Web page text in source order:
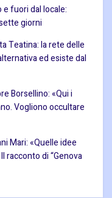
fuori dal locale:
giorni
Teatina: la rete delle
ed esiste dal
Borsellino: «Qui i
Vogliono occultare
Mari: «Quelle idee
racconto di “Genova